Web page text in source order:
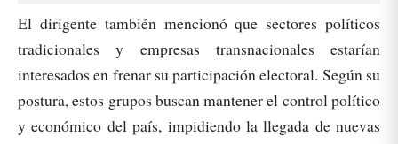
El dirigente también mencionó que sectores políticos
tradicionales y empresas transnacionales estarían
interesados en frenar su participación electoral. Según su
postura, estos grupos buscan mantener el control político
y económico del país, impidiendo la llegada de nuevas